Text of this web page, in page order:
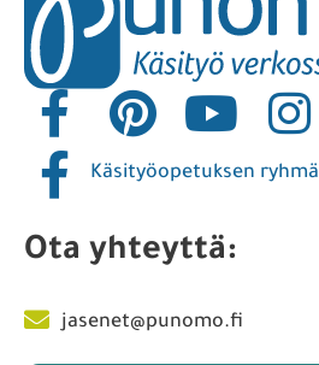
Käsityöopetuksen ryhmä
Ota yhteyttä:
jasenet@punomo.fi